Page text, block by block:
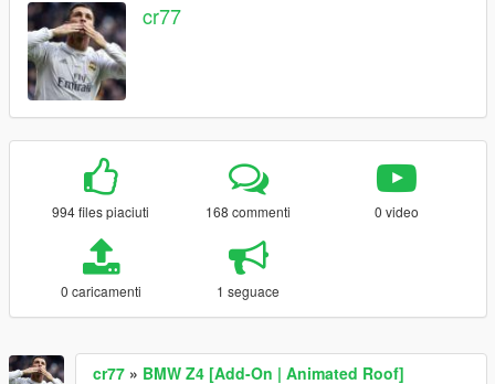
cr77
994 files piaciuti 168 commenti 0 video
0 caricamenti 1 seguace
cr77 » BMW Z4 [Add-On | Animated Roof]